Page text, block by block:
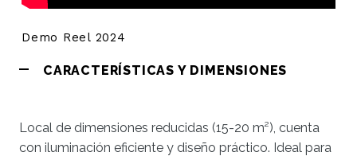
Demo Reel 2024
CARACTERÍSTICAS Y DIMENSIONES
Local de dimensiones reducidas (15-20 m²), cuenta
con iluminación eficiente y diseño práctico. Ideal para